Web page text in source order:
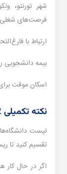
شهر تورنتو،
فرصت‌های شغلی
ارتباط با
بیمه دانشجویی
اسکان موقت
نکته تکمیلی 2 برای متقاضیان ۲۰۲۶
تقسیم کنید تا
اگر در حال کار